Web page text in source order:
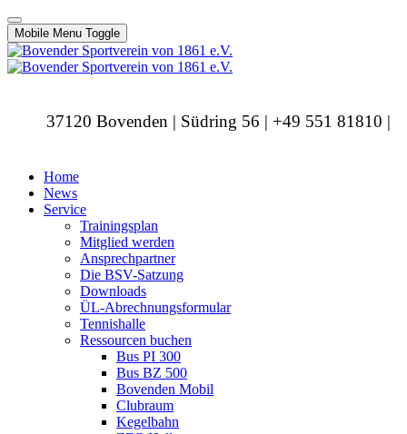
Mobile Menu Toggle
37120 Bovenden | Südring 56 | +49 551 81810 |
Home
News
Service
Trainingsplan
Mitglied werden
Ansprechpartner
Die BSV-Satzung
Downloads
ÜL-Abrechnungsformular
Tennishalle
Ressourcen buchen
Bus PI 300
Bus BZ 500
Bovenden Mobil
Clubraum
Kegelbahn